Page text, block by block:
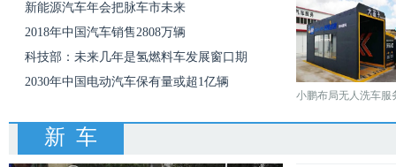
新能源汽车年会把脉车市未来
2018年中国汽车销售2808万辆
科技部：未来几年是氢燃料车发展窗口期
2030年中国电动汽车保有量或超1亿辆
小鹏布局无人洗车服
新 车